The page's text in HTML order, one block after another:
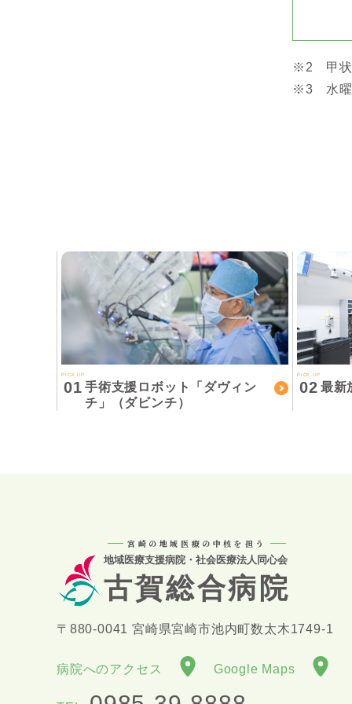
※2 甲状
※3 水曜
PICK UP
01 手術支援ロボット「ダヴィン
チ」（ダビンチ）
PICK UP
02 最新
宮崎の地域医療の中核を担う
地域医療支援病院・社会医療法人同心会
古賀総合病院
〒880-0041 宮崎県宮崎市池内町数太木1749-1
病院へのアクセス Google Maps